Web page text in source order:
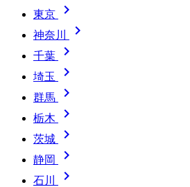
東京 
神奈川 
千葉 
埼玉 
群馬 
栃木 
茨城 
静岡 
石川 